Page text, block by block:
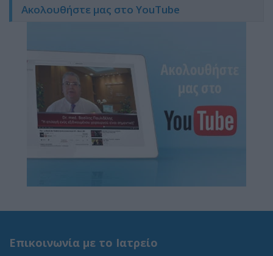
Ακολουθήστε μας στο YouTube
Επικοινωνία με το Ιατρείο